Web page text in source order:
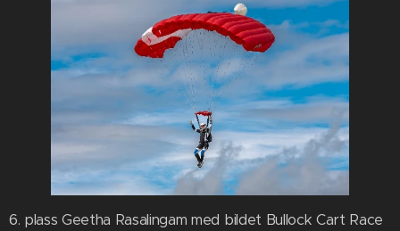
6. plass Geetha Rasalingam med bildet Bullock Cart Race